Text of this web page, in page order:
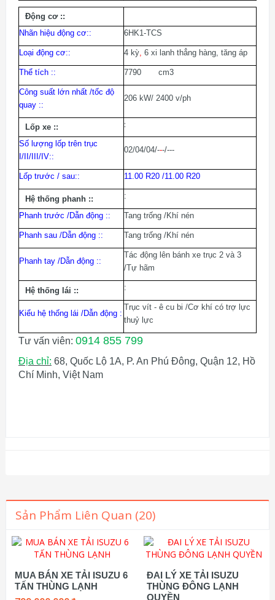
Động cơ ::
Nhãn hiệu động cơ:: 6HK1-TCS
Loại động cơ:: 4 kỳ, 6 xi lanh thẳng hàng, tăng áp
Thể tích :: 7790 cm3
Công suất lớn nhất /tốc độ
quay ::
206 kW/ 2400 v/ph
Lốp xe :: :
Số lượng lốp trên trục
I/II/III/IV::
02/04/04/---/---
Lốp trước / sau:: 11.00 R20 /11.00 R20
Hệ thống phanh :: :
Phanh trước /Dẫn động :: Tang trống /Khí nén
Phanh sau /Dẫn động :: Tang trống /Khí nén
Phanh tay /Dẫn động ::
Tác động lên bánh xe trục 2 và 3
/Tự hãm
Hệ thống lái :: :
Kiểu hệ thống lái /Dẫn động :
Trục vít - ê cu bi /Cơ khí có trợ lực
thuỷ lực
Tư vấn viên: 0914 855 799
Địa chỉ: 68, Quốc Lộ 1A, P. An Phú Đông, Quận 12, Hồ
Chí Minh, Việt Nam
Sản Phẩm Liên Quan (20)
MUA BÁN XE TẢI ISUZU 6
TẤN THÙNG LẠNH
ĐAI LÝ XE TẢI ISUZU
THÙNG ĐÔNG LẠNH
QUYỀN